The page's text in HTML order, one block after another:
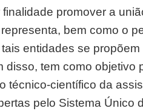
promover a
bem como o
entidades se
disso, tem como objetivo
técnico-científico da
pelo Sistema Único